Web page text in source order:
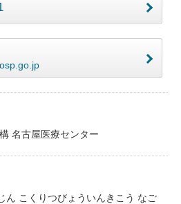
名古屋医療センター
ん こくりつびょういんきこう なご